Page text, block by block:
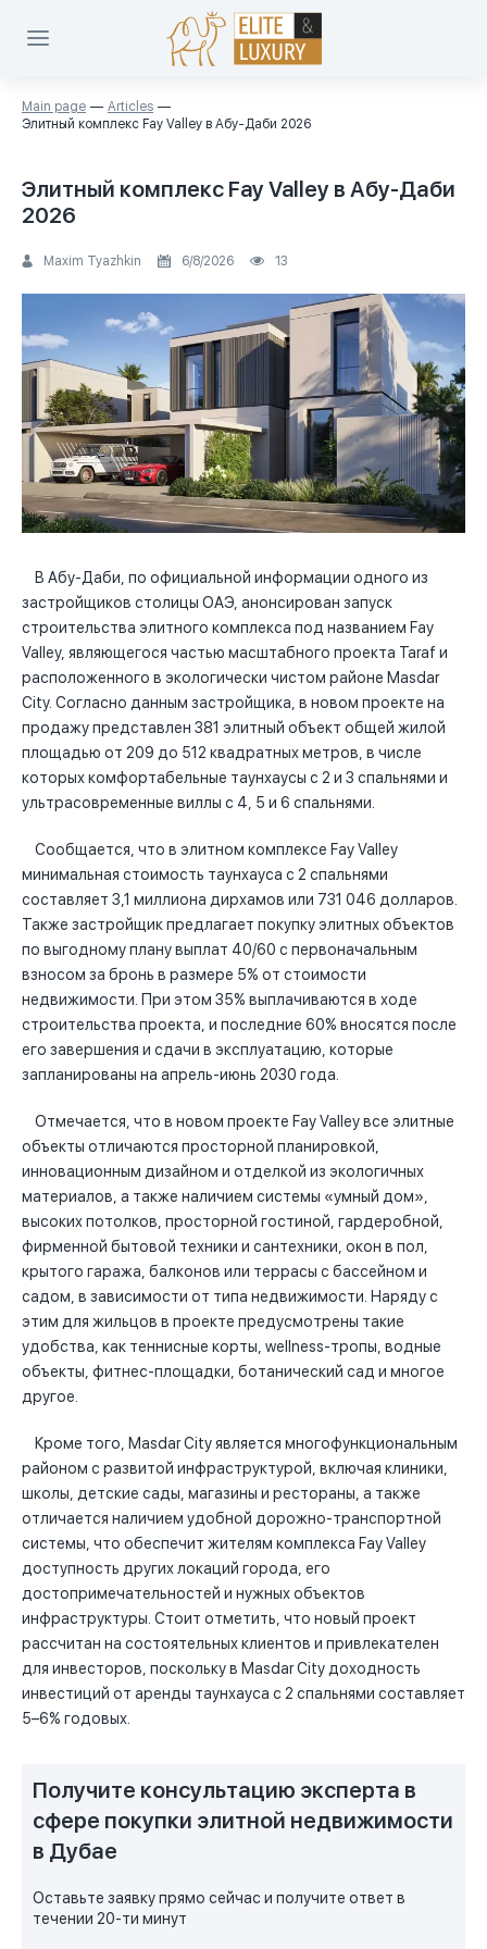
Main page
Articles
Элитный комплекс Fay Valley в Абу-Даби 2026
Элитный комплекс Fay Valley в Абу-Даби
2026
Maxim Tyazhkin 6/8/2026 13
В Абу-Даби, по официальной информации одного из
застройщиков столицы ОАЭ, анонсирован запуск
строительства элитного комплекса под названием Fay
Valley, являющегося частью масштабного проекта Taraf и
расположенного в экологически чистом районе Masdar
City. Согласно данным застройщика, в новом проекте на
продажу представлен 381 элитный объект общей жилой
площадью от 209 до 512 квадратных метров, в числе
которых комфортабельные таунхаусы с 2 и 3 спальнями и
ультрасовременные виллы с 4, 5 и 6 спальнями.
Сообщается, что в элитном комплексе Fay Valley
минимальная стоимость таунхауса с 2 спальнями
составляет 3,1 миллиона дирхамов или 731 046 долларов.
Также застройщик предлагает покупку элитных объектов
по выгодному плану выплат 40/60 с первоначальным
взносом за бронь в размере 5% от стоимости
недвижимости. При этом 35% выплачиваются в ходе
строительства проекта, и последние 60% вносятся после
его завершения и сдачи в эксплуатацию, которые
запланированы на апрель-июнь 2030 года.
Отмечается, что в новом проекте Fay Valley все элитные
объекты отличаются просторной планировкой,
инновационным дизайном и отделкой из экологичных
материалов, а также наличием системы «умный дом»,
высоких потолков, просторной гостиной, гардеробной,
фирменной бытовой техники и сантехники, окон в пол,
крытого гаража, балконов или террасы с бассейном и
садом, в зависимости от типа недвижимости. Наряду с
этим для жильцов в проекте предусмотрены такие
удобства, как теннисные корты, wellness-тропы, водные
объекты, фитнес-площадки, ботанический сад и многое
другое.
Кроме того, Masdar City является многофункциональным
районом с развитой инфраструктурой, включая клиники,
школы, детские сады, магазины и рестораны, а также
отличается наличием удобной дорожно-транспортной
системы, что обеспечит жителям комплекса Fay Valley
доступность других локаций города, его
достопримечательностей и нужных объектов
инфраструктуры. Стоит отметить, что новый проект
рассчитан на состоятельных клиентов и привлекателен
для инвесторов, поскольку в Masdar City доходность
инвестиций от аренды таунхауса с 2 спальнями составляет
5–6% годовых.
Получите консультацию эксперта в
сфере покупки элитной недвижимости
в Дубае
Оставьте заявку прямо сейчас и получите ответ в
течении 20-ти минут